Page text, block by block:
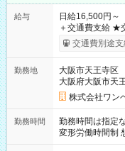
給与
日給16,500円～
＋交通費支給 ★交通費全額支給！ ★日払いOK！（規定あり） ┗
働いたその日に
交通費別途支
勤務地
大阪市天王寺区
大阪府大阪市天
株式会社ワン
勤務時間
勤務時間は指定
変形労働時間制 想定労働
00～20：00